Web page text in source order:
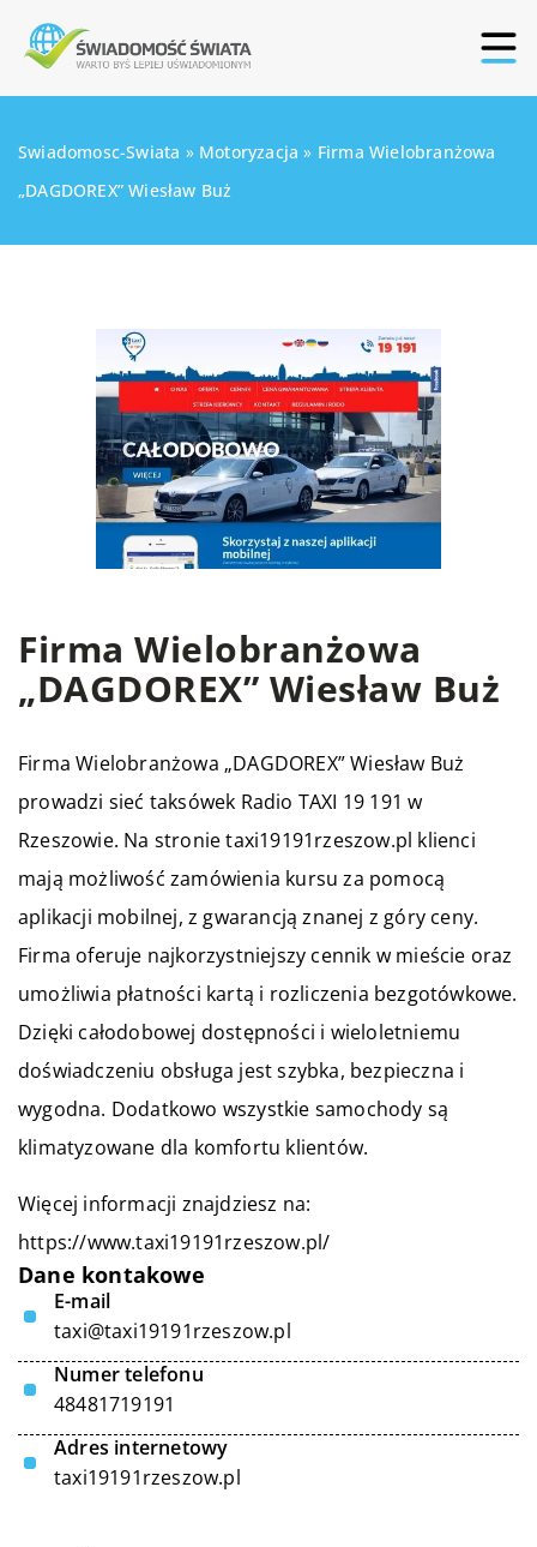
Swiadomosc-Swiata » Motoryzacja » Firma Wielobranżowa
„DAGDOREX” Wiesław Buż
Firma Wielobranżowa
„DAGDOREX” Wiesław Buż
Firma Wielobranżowa „DAGDOREX” Wiesław Buż
prowadzi sieć taksówek Radio TAXI 19 191 w
Rzeszowie. Na stronie taxi19191rzeszow.pl klienci
mają możliwość zamówienia kursu za pomocą
aplikacji mobilnej, z gwarancją znanej z góry ceny.
Firma oferuje najkorzystniejszy cennik w mieście oraz
umożliwia płatności kartą i rozliczenia bezgotówkowe.
Dzięki całodobowej dostępności i wieloletniemu
doświadczeniu obsługa jest szybka, bezpieczna i
wygodna. Dodatkowo wszystkie samochody są
klimatyzowane dla komfortu klientów.
Więcej informacji znajdziesz na:
https://www.taxi19191rzeszow.pl/
Dane kontakowe
E-mail
taxi@taxi19191rzeszow.pl
Numer telefonu
48481719191
Adres internetowy
taxi19191rzeszow.pl